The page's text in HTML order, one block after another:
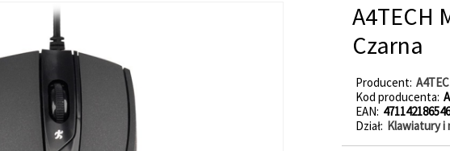
A4TECH
Czarna
Producent
Kod producenta
EAN
Dział Klawiatury i